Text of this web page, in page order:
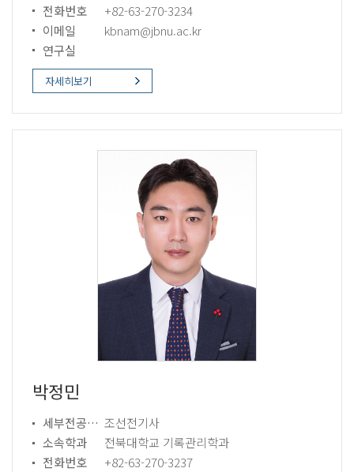
전화번호
+82-63-270-3234
이메일
kbnam@jbnu.ac.kr
연구실
자세히보기
박정민
세부전공분야
조선전기사
소속학과
전북대학교 기록관리학과
전화번호
+82-63-270-3237